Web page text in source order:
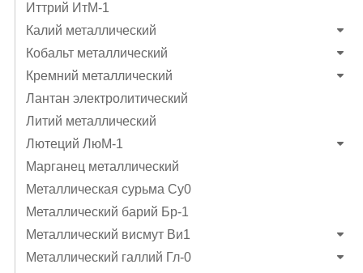
Иттрий ИтМ-1
Калий металлический
Кобальт металлический
Кремний металлический
Лантан электролитический
Литий металлический
Лютеций ЛюМ-1
Марганец металлический
Металлическая сурьма Су0
Металлический барий Бр-1
Металлический висмут Ви1
Металлический галлий Гл-0